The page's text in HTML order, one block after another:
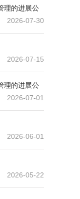
理的进展公
2026-07-30
2026-07-15
理的进展公
2026-07-01
2026-06-01
2026-05-22